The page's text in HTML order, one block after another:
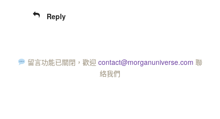
Reply
留言功能已關閉，歡迎 contact@morganuniverse.com 聯
絡我們